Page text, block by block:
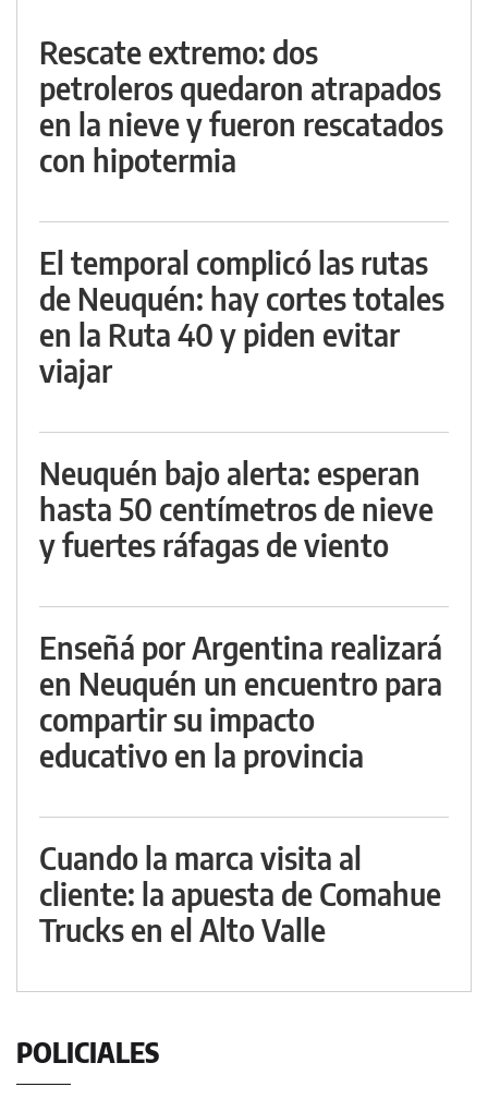
Rescate extremo: dos
petroleros quedaron atrapados
en la nieve y fueron rescatados
con hipotermia
El temporal complicó las rutas
de Neuquén: hay cortes totales
en la Ruta 40 y piden evitar
viajar
Neuquén bajo alerta: esperan
hasta 50 centímetros de nieve
y fuertes ráfagas de viento
Enseñá por Argentina realizará
en Neuquén un encuentro para
compartir su impacto
educativo en la provincia
Cuando la marca visita al
cliente: la apuesta de Comahue
Trucks en el Alto Valle
POLICIALES